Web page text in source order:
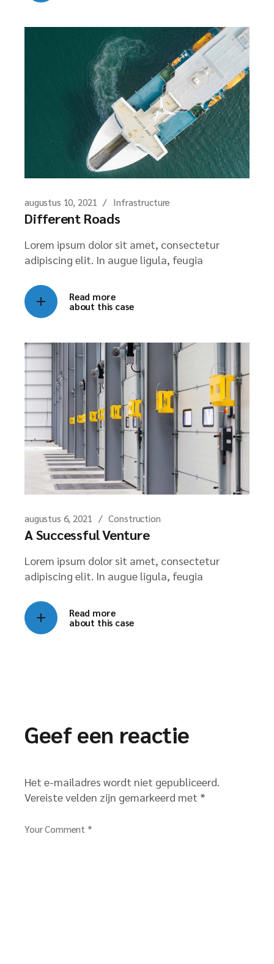
augustus 10, 2021 Infrastructure
Different Roads
Lorem ipsum dolor sit amet, consectetur
adipiscing elit. In augue ligula, feugia
Read more
about this case
augustus 6, 2021 Construction
A Successful Venture
Lorem ipsum dolor sit amet, consectetur
adipiscing elit. In augue ligula, feugia
Read more
about this case
Geef een reactie
Het e-mailadres wordt niet gepubliceerd.
Vereiste velden zijn gemarkeerd met *
Your Comment *